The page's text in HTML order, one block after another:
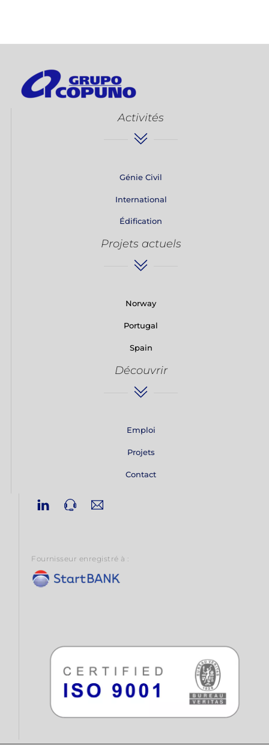
Activités
Génie Civil
International
Édification
Projets actuels
Norway
Portugal
Spain
Découvrir
Emploi
Projets
Contact
Linkedin
Fournisseur enregistré à :